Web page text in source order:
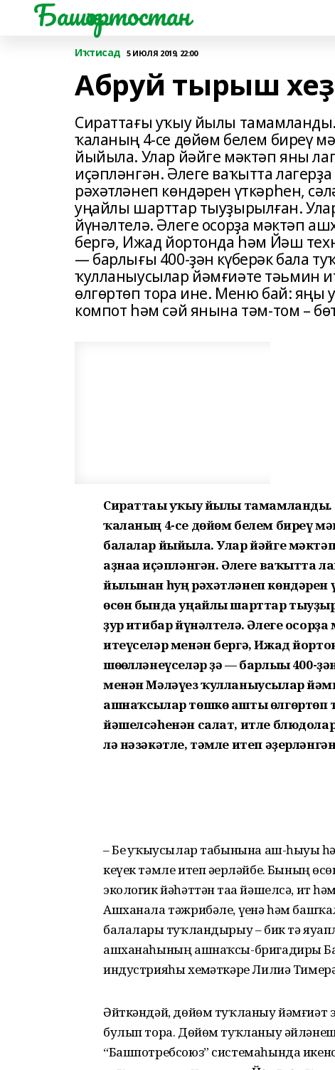
Башҡортостан
Иҡтисад 5 ИЮЛЯ 2019, 22:00
Абруй тырыш
Сираттағы уҡыу йылы
ҡаланың 4-се дөйөм белем биреү
йыйыла. Улар йәйге мәктәп яны
иҫәпләнгән. Әлеге ваҡытта
рәхәтләнеп көндәрен үткәрһен,
уңайлы шарттар тыуҙырылған.
йүнәлтелә. Әлеге осорҙа мәктәп
бергә, Ижад йортонда һәм Йәш
— барлығы 400-ҙән күберәк бала
ҡулланыусылар йәмғиәте тәьмин
өлгөртөп тора ине. Меню бай: яңы
компот һәм сәй янына тәм-том –
Сираттағы уҡыу йылы
ҡаланың 4-се дөйөм белем биреү
балалар йыйыла. Улар йәйге
аҙнаға иҫәпләнгән. Әлеге ваҡытта
йылынан һуң рәхәтләнеп көндәрен
өсөн бында уңайлы шарттар
ҙур иғтибар йүнәлтелә. Әлеге
итеүселәр менән бергә, Ижад
шөғөлләнеүселәр ҙә — барлығы 400-
менән Мәләүез ҡулланыусылар
ашнаҡсылар төшкө ашты
йәшелсәһенән салат, итле
лә нәзәкәтле, тәмле итеп
– Беҙ уҡыусылар табынына аш-һыуҙы
кеүек тәмле итеп әҙерләйбеҙ. Бының
экологик йәһәттән таҙа йәшелсә, ит
Ашханала тәжрибәле, үҙенә һәм
балаларҙы туҡландырыу – бик тә
ашханаһының ашнаҡсы-бригадиры
индустрияһы хеҙмәткәре Лилиә
Әйткәндәй, дөйөм туҡланыу йәмғиәт
булып тора. Дөйөм туҡланыу
“Башпотребсоюз” системаһында